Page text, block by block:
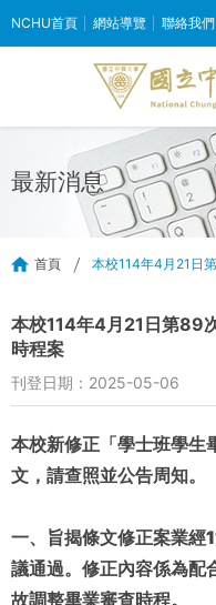
NCHU首頁 網站導覽 聯絡我們
最新消息
首頁 本校114年4月21日
本校114年4月21日第89
時程案
刊登日期：2025-05-06
本校新修正「學士班學生
文，請查照並公告周知。
一、旨揭條文修正案業
議通過。修正內容係為配
故調整畢業審查時程。